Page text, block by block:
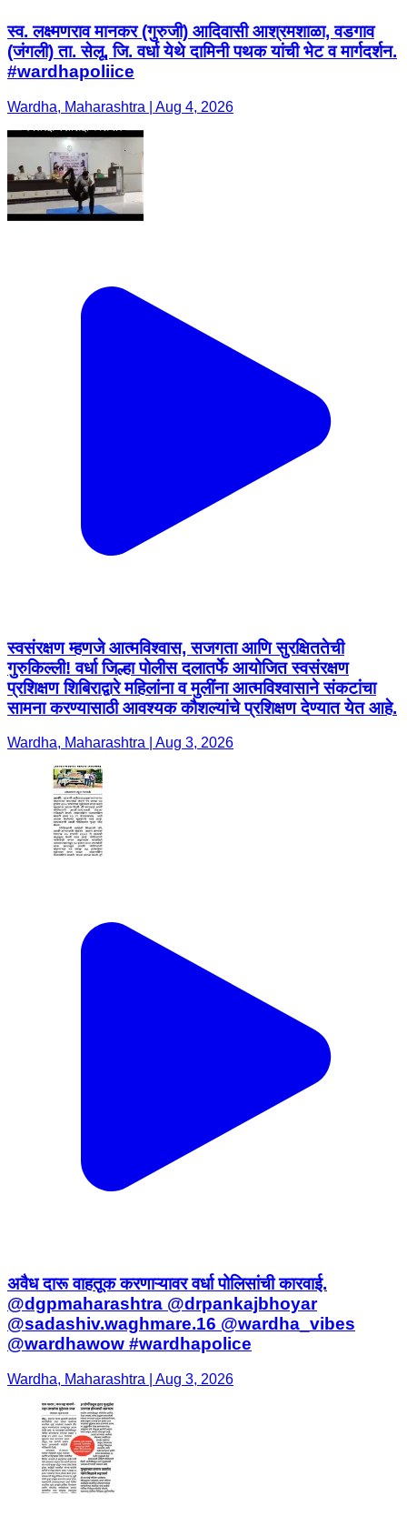
स्व. लक्ष्मणराव मानकर (गुरुजी) आदिवासी आश्रमशाळा, वडगाव
(जंगली) ता. सेलू, जि. वर्धा येथे दामिनी पथक यांची भेट व मार्गदर्शन.
#wardhapoliice
Wardha, Maharashtra | Aug 4, 2026
स्वसंरक्षण म्हणजे आत्मविश्वास, सजगता आणि सुरक्षिततेची
गुरुकिल्ली! वर्धा जिल्हा पोलीस दलातर्फे आयोजित स्वसंरक्षण
प्रशिक्षण शिबिराद्वारे महिलांना व मुलींना आत्मविश्वासाने संकटांचा
सामना करण्यासाठी आवश्यक कौशल्यांचे प्रशिक्षण देण्यात येत आहे.
Wardha, Maharashtra | Aug 3, 2026
अवैध दारू वाहतूक करणाऱ्यावर वर्धा पोलिसांची कारवाई.
@dgpmaharashtra @drpankajbhoyar
@sadashiv.waghmare.16 @wardha_vibes
@wardhawow #wardhapolice
Wardha, Maharashtra | Aug 3, 2026